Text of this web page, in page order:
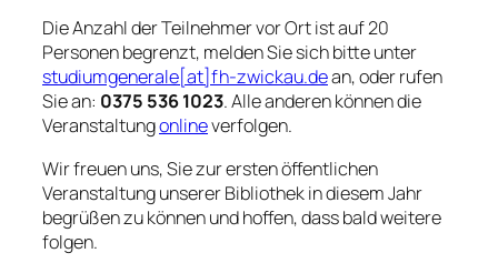
Die Anzahl der Teilnehmer vor Ort ist auf 20
Personen begrenzt, melden Sie sich bitte unter
studiumgenerale[at]fh-zwickau.dean, oder rufen
Sie an: 0375 536 1023. Alle anderen können die
Veranstaltungonlineverfolgen.
Wir freuen uns, Sie zur ersten öffentlichen
Veranstaltung unserer Bibliothek in diesem Jahr
begrüßen zu können und hoffen, dass bald weitere
folgen.